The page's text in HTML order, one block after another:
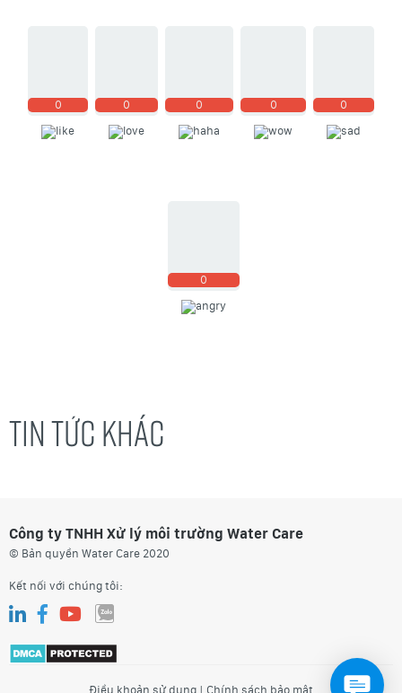
0 0 0 0 0
0
TIN TỨC KHÁC
Công ty TNHH Xử lý môi trường Water Care
© Bản quyền Water Care 2020
Kết nối với chúng tôi:
Điều khoản sử dụng | Chính sách bảo mật